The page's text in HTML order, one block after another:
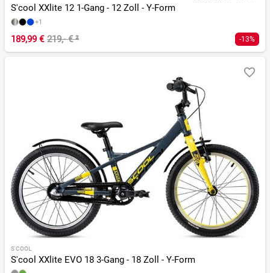
S'cool XXlite 12 1-Gang - 12 Zoll - Y-Form
+1
189,99 € 219,- €² -13%
S'COOL
S'cool XXlite EVO 18 3-Gang - 18 Zoll - Y-Form